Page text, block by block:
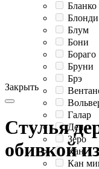
Бланко
Блонди
Блум
Бони
Бораго
Бруни
Брэ
Галар
Ден
Зеро
Кан
Кан
Закрыть
Стулья
обивкой